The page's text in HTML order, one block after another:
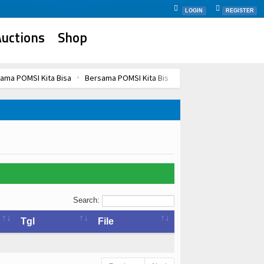
LOGIN REGISTER
Shop
POMSI Kita Bisa Bersama POMSI Kita Bisa
Search:
Tgl File